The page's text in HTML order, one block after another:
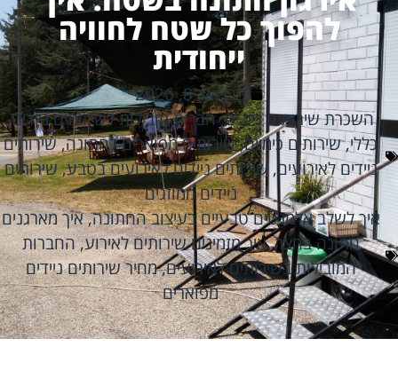
להפוך כל שטח לחוויה
ייחודית
פברואר 8, 2026
השכרת שירותים ניידים,חברות מובילות לשירותים ניידים,
כללי,שירותים כימיים,שירותים מפוארים לחתונה,שירותים
ניידים לאירועים, שירותים ניידים לאירועים בטבע,שירותים
ניידים ממוזגים
איך לשלב אלמנטים טבעיים בעיצוב החתונה,איך מארגנים
חתונה בחצר,איך מזמינים שירותים לאירוע,החברות
המובילות בשירותים לאירועים,מחיר שירותים ניידים
מפוארים